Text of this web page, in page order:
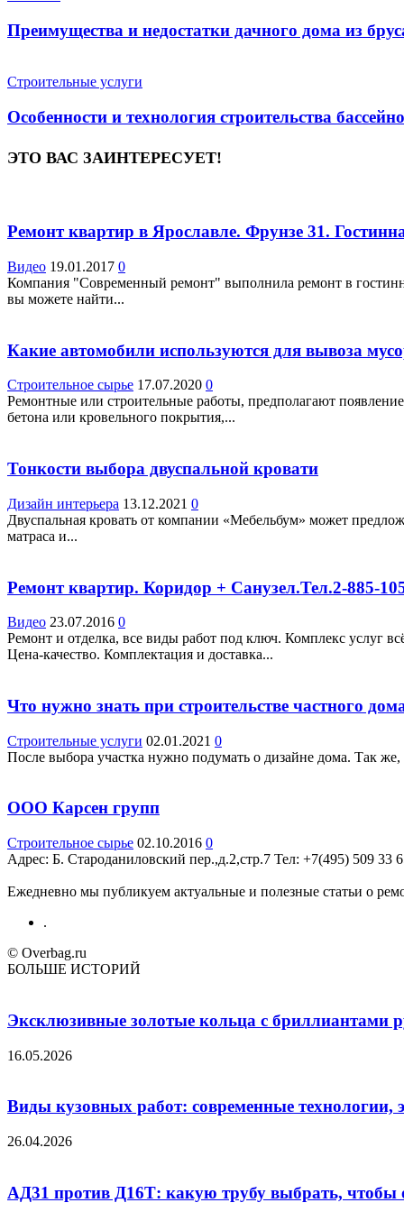
Преимущества и недостатки дачного дома из
Строительные услуги
Особенности и технология строительства
ЭТО ВАС ЗАИНТЕРЕСУЕТ!
Ремонт квартир в Ярославле. Фрунзе 31.
Видео 19.01.2017 0
Компания "Современный ремонт" выполнила ремонт в
вы можете найти...
Какие автомобили используются для вывоза
Строительное сырье 17.07.2020 0
Ремонтные или строительные работы, предполагают
бетона или кровельного покрытия,...
Тонкости выбора двуспальной кровати
Дизайн интерьера 13.12.2021 0
Двуспальная кровать от компании «Мебельбум» может
матраса и...
Ремонт квартир. Коридор + Санузел.Тел.2-885-
Видео 23.07.2016 0
Ремонт и отделка, все виды работ под ключ. Комплекс услуг
Цена-качество. Комплектация и доставка...
Что нужно знать при строительстве частного
Строительные услуги 02.01.2021 0
После выбора участка нужно подумать о дизайне дома. Так
ООО Карсен групп
Строительное сырье 02.10.2016 0
Адрес: Б. Староданиловский пер.,д.2,стр.7 Teл: +7(495) 509
Ежедневно мы публикуем актуальные и полезные статьи о
.
© Overbag.ru
БОЛЬШЕ ИСТОРИЙ
Эксклюзивные золотые кольца с бриллиантами
16.05.2026
Виды кузовных работ: современные технологии,
26.04.2026
АД31 против Д16Т: какую трубу выбрать, чтобы